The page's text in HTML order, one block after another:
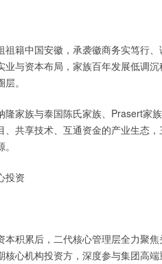
祖籍中国安徽，承袭徽商务实笃行
业与资本布局，家族百年发展低调
。
隆家族与泰国陈氏家族、Prasert家
、共享技术、互通资金的产业生态
投资
本积累后，二代核心管理层全力聚
核心机构投资方，深度参与集团高